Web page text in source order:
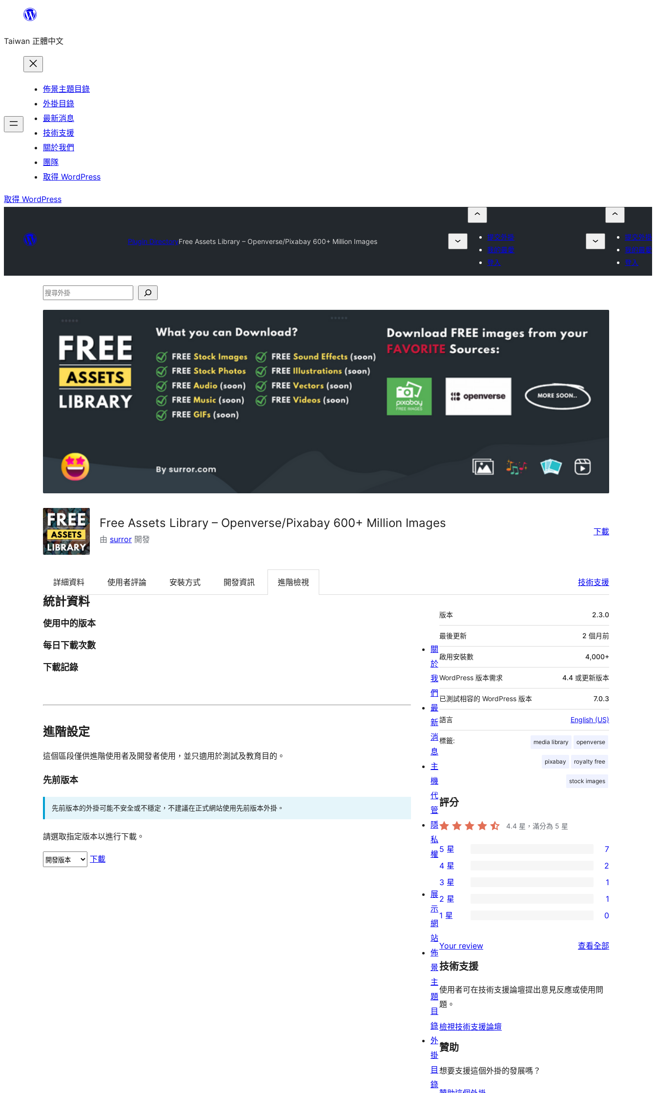
主
Taiwan 正體中文
佈景主題目錄
外掛目錄
最新消息
技術支援
關於我們
團隊
取得 WordPress
取得 WordPress
Plugin DirectoryFree Assets Library – Openverse/Pixabay 600+ Million Images
提交外掛
我的最愛
登入
提交外掛
我的最愛
登入
搜
Free Assets Library – Openverse/Pixabay 600+ Million Images
由 surror 開發
下載
詳細資料 使用者評論 安裝方式 開發資訊 進階檢視 技術支援
統計資料
使用中的版本
每日下載次數
下載記錄
進階設定
這個區段僅供進階使用者及開發者使用，並只適用於測試及教育目的。
先前版本
先前版本的外掛可能不安全或不穩定，不建議在正式網站使用先前版本外掛。
請選取指定版本以進行下載。
下載
中
繼
資
料
版本 2.3.0
最後更新 2 個月前
啟用安裝數 4,000+
WordPress 版本需求 4.4 或更新版本
已測試相容的 WordPress 版本 7.0.3
語言 English (US)
標籤: media library openverse
pixabay royalty free
stock images
評分
4.4 星，滿分為 5 星
7
個
5
星
使
者
論
5 星 7
個
4
星
用
者
論
4 星 2
1
個
3
使
用
評
論
3 星 1
個
星
使
者
評
論
2 星 1
1
星
用
者
評
1 星 0
Your review 查看全部
技術支援
使用者可在技術支援論壇提出意見反應或使用問
題。
檢視技術支援論壇
贊助
想要支援這個外掛的發展嗎？
關
於
我
們
最
新
消
息
主
機
代
管
隱
私
權
展
示
網
站
佈
景
主
題
目
錄
外
掛
目
錄